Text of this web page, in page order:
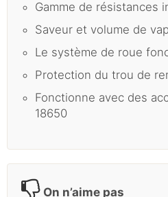
Gamme de résistances
Saveur et volume de
Le système de roue
Protection du trou de
Fonctionne avec des
18650
On n’aime pas